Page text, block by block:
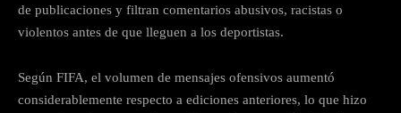
de publicaciones y filtran comentarios abusivos, racistas o
violentos antes de que lleguen a los deportistas.
Según FIFA, el volumen de mensajes ofensivos aumentó
considerablemente respecto a ediciones anteriores, lo que hizo